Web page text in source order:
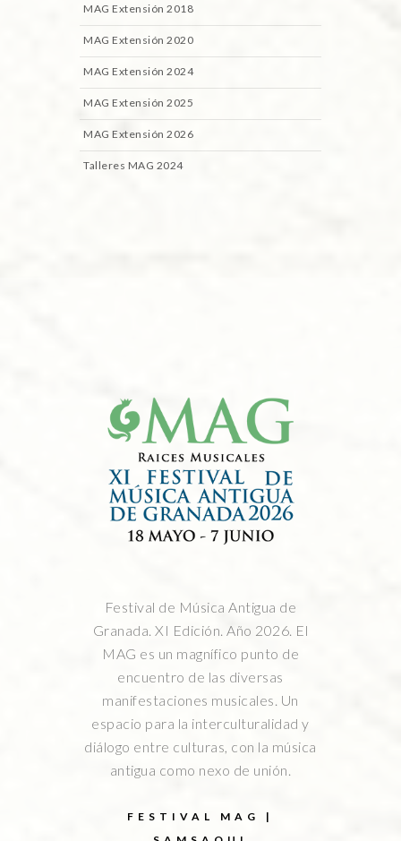
MAG Extensión 2018
MAG Extensión 2020
MAG Extensión 2024
MAG Extensión 2025
MAG Extensión 2026
Talleres MAG 2024
Festival de Música Antigua de
Granada. XI Edición. Año 2026. El
MAG es un magnífico punto de
encuentro de las diversas
manifestaciones musicales. Un
espacio para la interculturalidad y
diálogo entre culturas, con la música
antigua como nexo de unión.
FESTIVAL MAG |